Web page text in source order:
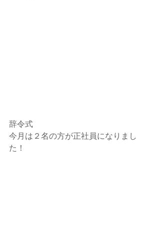
辞令式
今月は２名の方が正社員になりまし
た！